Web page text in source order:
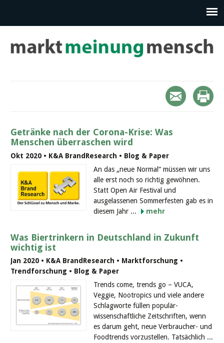
Getränke nach der Corona-Krise: Was
Menschen überraschen wird
Okt 2020 • K&A BrandResearch • Blog & Paper
An das „neue Normal“ müssen wir uns
alle erst noch so richtig gewöhnen.
Statt Open Air Festival und
ausgelassenen Sommerfesten gab es in
diesem Jahr ...
mehr
Was Biertrinkern in Deutschland in Zukunft
wichtig ist
Jan 2020 • K&A BrandResearch • Marktforschung •
Trendforschung • Blog & Paper
Trends come, trends go – VUCA,
Veggie, Nootropics und viele andere
Schlagworte füllen populär-
wissenschaftliche Zeitschriften, wenn
es darum geht, neue Verbraucher- und
Foodtrends vorzustellen. Tatsächlich ...